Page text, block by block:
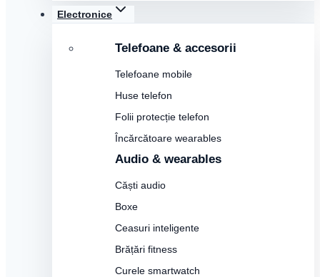
Electronice
Telefoane & accesorii
Telefoane mobile
Huse telefon
Folii protecție telefon
Încărcătoare wearables
Audio & wearables
Căști audio
Boxe
Ceasuri inteligente
Brățări fitness
Curele smartwatch